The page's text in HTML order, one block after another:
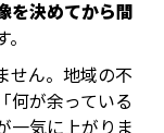
を決めてから間
せん。地域の不
何が余っている
一気に上がりま